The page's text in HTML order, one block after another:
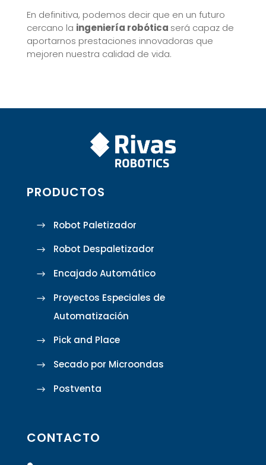
En definitiva, podemos decir que en un futuro
cercano la ingeniería robótica será capaz de
aportarnos prestaciones innovadoras que
mejoren nuestra calidad de vida.
PRODUCTOS
Robot Paletizador
Robot Despaletizador
Encajado Automático
Proyectos Especiales de
Automatización
Pick and Place
Secado por Microondas
Postventa
CONTACTO